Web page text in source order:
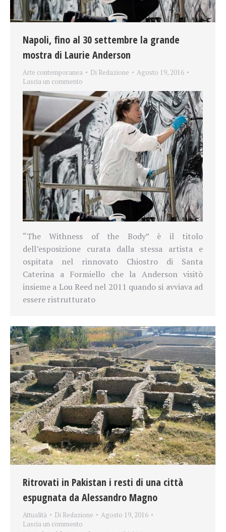
Napoli, fino al 30 settembre la grande
mostra di Laurie Anderson
Arte contemporanea Di Redazione
Agosto 19, 2016
Lascia un commento
“The Withness of the Body” è il titolo
dell’esposizione curata dalla stessa artista e
ospitata nel rinnovato Chiostro di Santa
Caterina a Formiello che la Anderson visitò
insieme a Lou Reed nel 2011 quando si avviava ad
essere ristrutturato
Ritrovati in Pakistan i resti di una città
espugnata da Alessandro Magno
Attualità Di Redazione
Agosto 19, 2016
Lascia un commento